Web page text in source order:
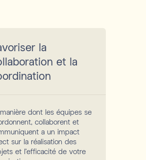
la
et la
dont les équipes se
collaborent et
a un impact
sur la réalisation des
et l'efficacité de votre